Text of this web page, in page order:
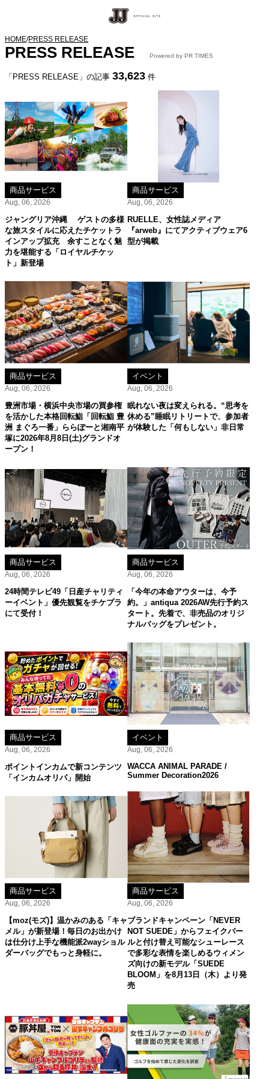
HOME/PRESS RELEASE
PRESS RELEASE Powered by PR TIMES
「PRESS RELEASE」の記事 33,623 件
商品サービス
Aug, 06, 2026
ジャングリア沖縄 ゲストの多様
な旅スタイルに応えたチケットラ
インアップ拡充 余すことなく魅
力を堪能する「ロイヤルチケッ
ト」新登場
商品サービス
Aug, 06, 2026
RUELLE、女性誌メディア
『arweb』にてアクティブウェア6
型が掲載
商品サービス
Aug, 06, 2026
豊洲市場・横浜中央市場の買参権
を活かした本格回転鮨「回転鮨 豊
洲 まぐろ一番」ららぽーと湘南平
塚に2026年8月8日(土)グランドオ
ープン！
イベント
Aug, 06, 2026
眠れない夜は変えられる。“思考を
休める”睡眠リトリートで、参加者
が体験した「何もしない」非日常
商品サービス
Aug, 06, 2026
24時間テレビ49「日産チャリティ
ーイベント」優先観覧をチケプラ
にて受付！
商品サービス
Aug, 06, 2026
「今年の本命アウターは、今予
約。」antiqua 2026AW先行予約ス
タート。先着で、非売品のオリジ
ナルバッグをプレゼント。
商品サービス
Aug, 06, 2026
ポイントインカムで新コンテンツ
「インカムオリパ」開始
イベント
Aug, 06, 2026
WACCA ANIMAL PARADE /
Summer Decoration2026
商品サービス
Aug, 06, 2026
【moz(モズ)】温かみのある「キャ
メル」が新登場！毎日のお出かけ
は仕分け上手な機能派2wayショル
ダーバッグでもっと身軽に。
商品サービス
Aug, 06, 2026
ブランドキャンペーン「NEVER
NOT SUEDE」からフェイクパー
ルと付け替え可能なシューレース
で多彩な表情を楽しめるウィメン
ズ向けの新モデル「SUEDE
BLOOM」を8月13日（木）より発
売